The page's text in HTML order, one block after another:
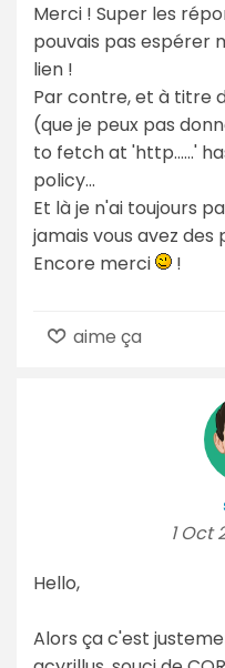
Merci ! Super les
pouvais pas espérer
lien !
Par contre, et à titre
(que je peux pas
to fetch at 'http......'
policy...
Et là je n'ai toujours
jamais vous avez des
Encore merci
!
aime ça
1 Oct
Hello,
Alors ça c'est